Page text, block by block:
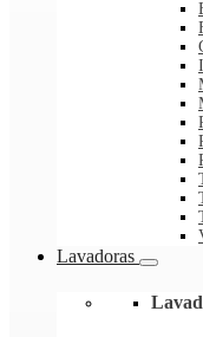
Lavadoras